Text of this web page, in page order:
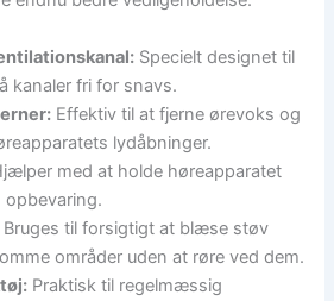
Specielt designet til
kanaler fri for snavs.
Effektiv til at fjerne ørevoks og
lydåbninger.
med at holde høreapparatet
opbevaring.
Bruges til forsigtigt at blæse støv
områder uden at røre ved dem.
Praktisk til regelmæssig